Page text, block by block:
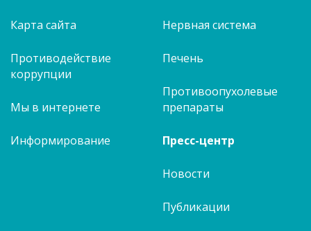
Карта сайта
Противодействие
коррупции
Мы в интернете
Информирование
Нервная система
Печень
Противоопухолевые
препараты
Пресс-центр
Новости
Публикации